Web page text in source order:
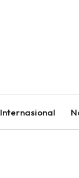
Internasional